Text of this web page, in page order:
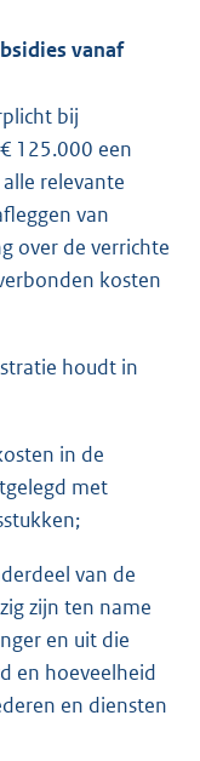
vanaf
bij
125.000 een
relevante
van
over de verrichte
kosten
houdt in
in de
met
van de
zijn ten name
en uit die
en hoeveelheid
en diensten